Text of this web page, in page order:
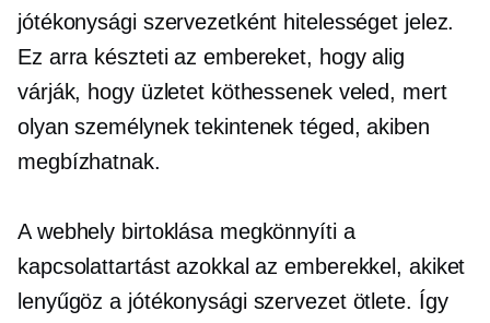
jótékonysági szervezetként hitelességet jelez.
Ez arra készteti az embereket, hogy alig
várják, hogy üzletet köthessenek veled, mert
olyan személynek tekintenek téged, akiben
megbízhatnak.
A webhely birtoklása megkönnyíti a
kapcsolattartást azokkal az emberekkel, akiket
lenyűgöz a jótékonysági szervezet ötlete. Így